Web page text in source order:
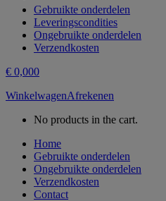
Gebruikte onderdelen
Leveringscondities
Ongebruikte onderdelen
Verzendkosten
€ 0,000
WinkelwagenAfrekenen
No products in the cart.
Home
Gebruikte onderdelen
Ongebruikte onderdelen
Verzendkosten
Contact